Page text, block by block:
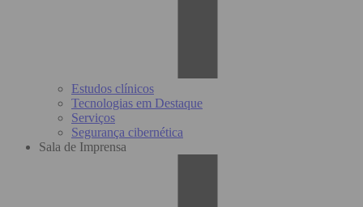
Estudos clínicos
Tecnologias em Destaque
Serviços
Segurança cibernética
Sala de Imprensa